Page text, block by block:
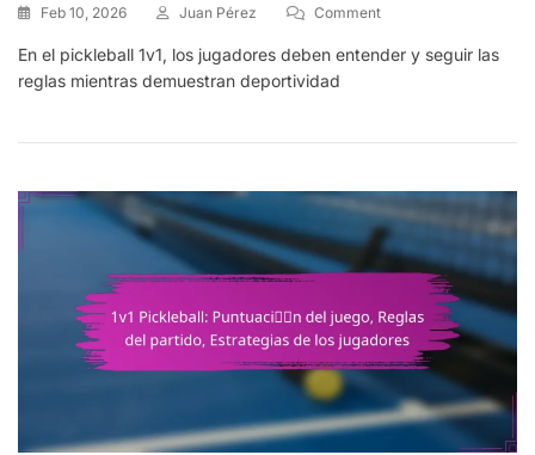
Feb 10, 2026 Juan Pérez CommentOn
Pickleball:
Roles
Árbitro,
Integridad
Del
Juego
En el pickleball 1v1, los jugadores deben entender y seguir las
reglas mientras demuestran deportividad